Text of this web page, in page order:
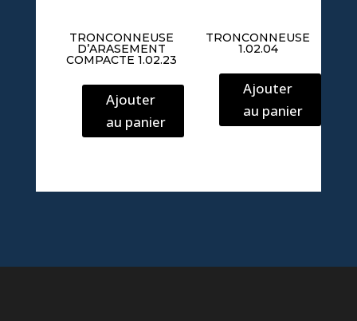
TRONCONNEUSE
D’ARASEMENT
COMPACTE 1.02.23
Ajouter
au panier
TRONCONNEUSE
1.02.04
Ajouter
au panier